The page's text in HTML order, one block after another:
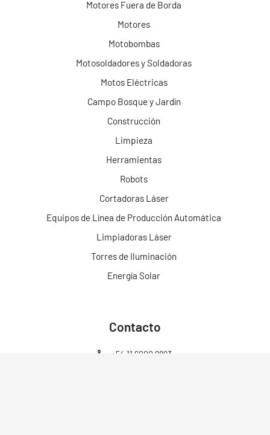
Motores Fuera de Borda
Motores
Motobombas
Motosoldadores y Soldadoras
Motos Eléctricas
Campo Bosque y Jardín
Construcción
Limpieza
Herramientas
Robots
Cortadoras Láser
Equipos de Línea de Producción Automática
Limpiadoras Láser
Torres de Iluminación
Energía Solar
Contacto
+54 11 6000 9893